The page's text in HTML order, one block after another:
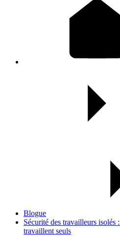
Blogue
Sécurité des travailleurs isolés
travaillent seuls